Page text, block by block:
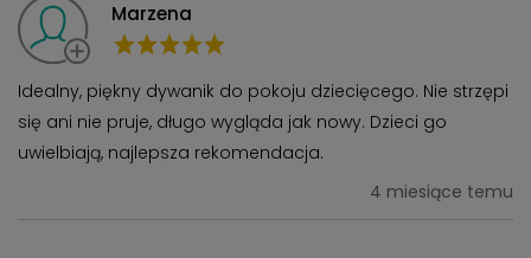
Marzena
Idealny, piękny dywanik do pokoju dziecięcego. Nie strzępi
się ani nie pruje, długo wygląda jak nowy. Dzieci go
uwielbiają, najlepsza rekomendacja.
4 miesiące temu